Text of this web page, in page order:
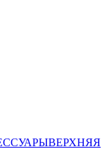
ВЕРХНЯЯ